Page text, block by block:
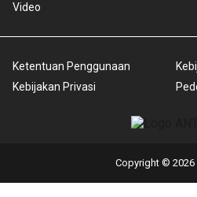
Video
Ketentuan Penggunaan
Kebijakan Privasi
Copyright © 2026